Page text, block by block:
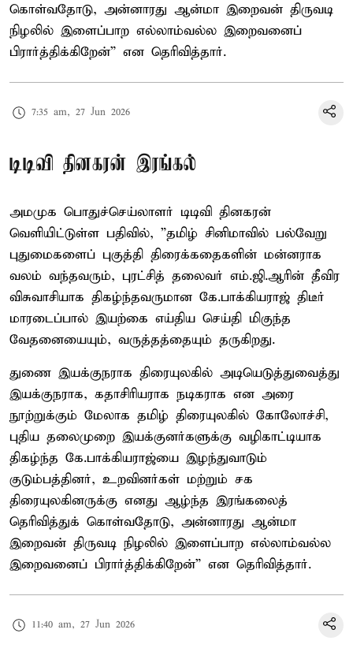
கொள்வதோடு, அன்னாரது ஆன்மா இறைவன் திருவடி
நிழலில் இளைப்பாற எல்லாம்வல்ல இறைவனைப்
பிரார்த்திக்கிறேன்” என தெரிவித்தார்.
7:35 am, 27 Jun 2026
டிடிவி தினகரன் இரங்கல்
அமமுக பொதுச்செய்லாளர் டிடிவி தினகரன்
வெளியிட்டுள்ள பதிவில், ”தமிழ் சினிமாவில் பல்வேறு
புதுமைகளைப் புகுத்தி திரைக்கதைகளின் மன்னராக
வலம் வந்தவரும், புரட்சித் தலைவர் எம்.ஜி.ஆரின் தீவிர
விசுவாசியாக திகழ்ந்தவருமான கே.பாக்கியராஜ் திடீர்
மாரடைப்பால் இயற்கை எய்திய செய்தி மிகுந்த
வேதனையையும், வருத்தத்தையும் தருகிறது.
துணை இயக்குநராக திரையுலகில் அடியெடுத்துவைத்து
இயக்குநராக, கதாசிரியராக நடிகராக என அரை
நூற்றுக்கும் மேலாக தமிழ் திரையுலகில் கோலோச்சி,
புதிய தலைமுறை இயக்குனர்களுக்கு வழிகாட்டியாக
திகழ்ந்த கே.பாக்கியராஜ்யை இழந்துவாடும்
குடும்பத்தினர், உறவினர்கள் மற்றும் சக
திரையுலகினருக்கு எனது ஆழ்ந்த இரங்கலைத்
தெரிவித்துக் கொள்வதோடு, அன்னாரது ஆன்மா
இறைவன் திருவடி நிழலில் இளைப்பாற எல்லாம்வல்ல
இறைவனைப் பிரார்த்திக்கிறேன்” என தெரிவித்தார்.
11:40 am, 27 Jun 2026